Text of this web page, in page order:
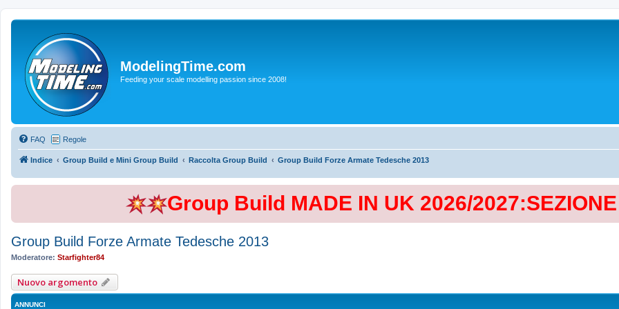
ModelingTime.com
Feeding your scale modelling passion since 2008!
FAQ Regole
Indice Group Build e Mini Group Build Raccolta Group Build Group Build Forze Armate Tedesche 2013
Group Build MADE IN UK 2026/
Group Build Forze Armate Tedesche 2013
Moderatore: Starfighter84
Nuovo argomento
ANNUNCI